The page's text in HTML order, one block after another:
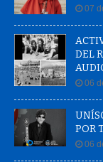
07
DEL
06
POR
06